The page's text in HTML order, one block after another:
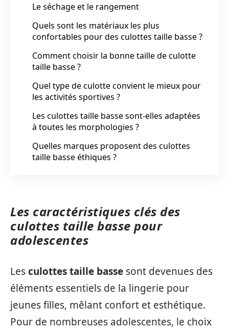
Le séchage et le rangement
Quels sont les matériaux les plus
confortables pour des culottes taille basse ?
Comment choisir la bonne taille de culotte
taille basse ?
Quel type de culotte convient le mieux pour
les activités sportives ?
Les culottes taille basse sont-elles adaptées
à toutes les morphologies ?
Quelles marques proposent des culottes
taille basse éthiques ?
Les caractéristiques clés des
culottes taille basse pour
adolescentes
Lesculottes taille basse sont devenues des
éléments essentiels de la lingerie pour
jeunes filles, mêlant confort et esthétique.
Pour de nombreuses adolescentes, le choix